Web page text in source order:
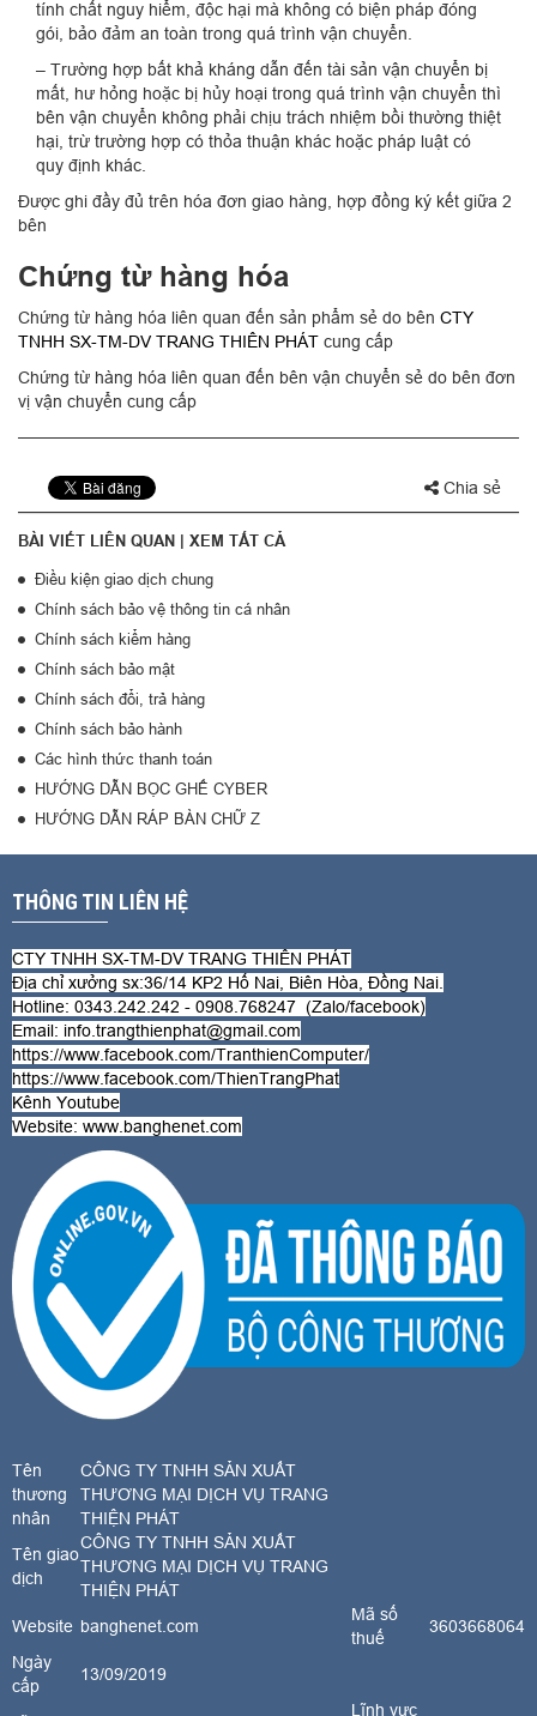
tính chất nguy hiểm, độc hại mà không có biện pháp đóng
gói, bảo đảm an toàn trong quá trình vận chuyển.
– Trường hợp bất khả kháng dẫn đến tài sản vận chuyển bị
mất, hư hỏng hoặc bị hủy hoại trong quá trình vận chuyển thì
bên vận chuyển không phải chịu trách nhiệm bồi thường thiệt
hại, trừ trường hợp có thỏa thuận khác hoặc pháp luật có
quy định khác.
Được ghi đầy đủ trên hóa đơn giao hàng, hợp đồng ký kết giữa 2
bên
Chứng từ hàng hóa
Chứng từ hàng hóa liên quan đến sản phẩm sẻ do bên CTY
TNHH SX-TM-DV TRANG THIÊN PHÁT cung cấp
Chứng từ hàng hóa liên quan đến bên vận chuyển sẻ do bên đơn
vị vận chuyển cung cấp
Chia sẻ
BÀI VIẾT LIÊN QUAN | XEM TẤT CẢ
Điều kiện giao dịch chung
Chính sách bảo vệ thông tin cá nhân
Chính sách kiểm hàng
Chính sách bảo mật
Chính sách đổi, trả hàng
Chính sách bảo hành
Các hình thức thanh toán
HƯỚNG DẪN BỌC GHẾ CYBER
HƯỚNG DẪN RÁP BÀN CHỮ Z
THÔNG TIN LIÊN HỆ
CTY TNHH SX-TM-DV TRANG THIÊN PHÁT
Địa chỉ xưởng sx:36/14 KP2 Hố Nai, Biên Hòa, Đồng Nai.
Hotline: 0343.242.242 - 0908.768247 (Zalo/facebook)
Email: info.trangthienphat@gmail.com
https://www.facebook.com/TranthienComputer/
https://www.facebook.com/ThienTrangPhat
Kênh Youtube
Website: www.banghenet.com
Tên
thương
nhân
CÔNG TY TNHH SẢN XUẤT
THƯƠNG MẠI DỊCH VỤ TRANG
THIỆN PHÁT
Tên giao
dịch
CÔNG TY TNHH SẢN XUẤT
THƯƠNG MẠI DỊCH VỤ TRANG
THIỆN PHÁT
Website banghenet.com
Mã số
thuế
3603668064
Ngày
cấp
13/09/2019
Lĩnh vực